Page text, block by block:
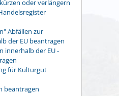
oder verlängern
Abfällen zur
der EU beantragen
innerhalb der EU -
für Kulturgut
beantragen